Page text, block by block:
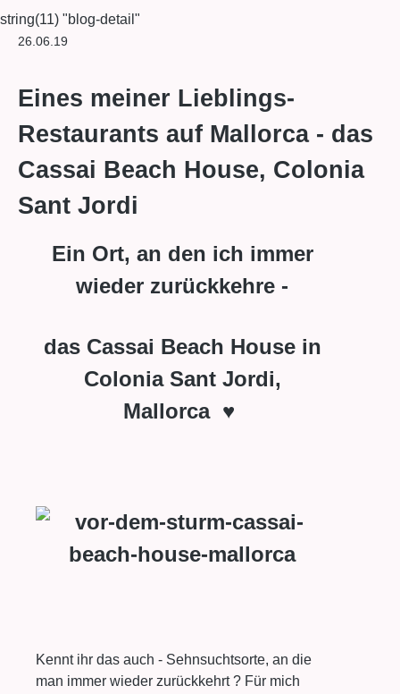
string(11) "blog-detail"
26.06.19
Eines meiner Lieblings-
Restaurants auf Mallorca - das
Cassai Beach House, Colonia
Sant Jordi
Ein Ort, an den ich immer
wieder zurückkehre -
das Cassai Beach House in
Colonia Sant Jordi,
Mallorca ♥
Kennt ihr das auch - Sehnsuchtsorte, an die
man immer wieder zurückkehrt ? Für mich